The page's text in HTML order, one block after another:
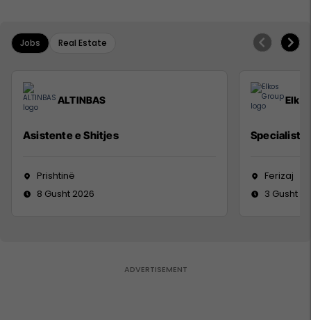
Jobs Real Estate
ALTINBAS
Asistente e Shitjes
Prishtinë
8 Gusht 2026
Specialist
Ferizaj
3 Gusht